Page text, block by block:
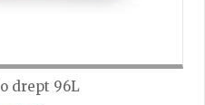
drept 96L